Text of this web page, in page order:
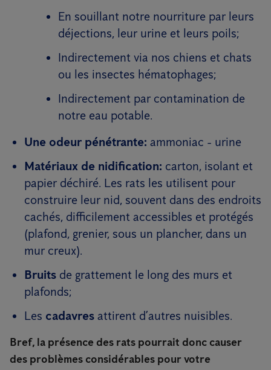
En souillant notre nourriture par leurs
déjections, leur urine et leurs poils;
Indirectement via nos chiens et chats
ou les insectes hématophages;
Indirectement par contamination de
notre eau potable.
Une odeur pénétrante: ammoniac - urine
Matériaux de nidification: carton, isolant et
papier déchiré. Les rats les utilisent pour
construire leur nid, souvent dans des endroits
cachés, difficilement accessibles et protégés
(plafond, grenier, sous un plancher, dans un
mur creux).
Bruits de grattement le long des murs et
plafonds;
Les cadavres attirent d’autres nuisibles.
Bref, la présence des rats pourrait donc causer
des problèmes considérables pour votre